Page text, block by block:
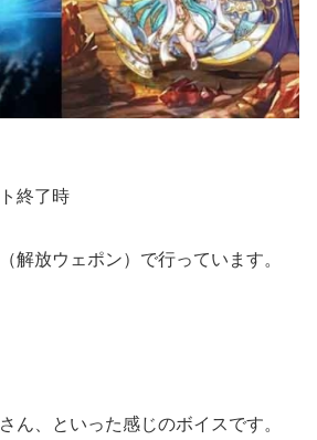
終了時
解放ウェポン）で行っています。
ん、といった感じのボイスです。